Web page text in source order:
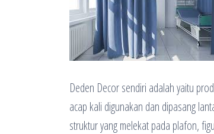
Deden Decor sendiri adalah yaitu
acap kali digunakan dan dipasang
struktur yang melekat pada plafon,